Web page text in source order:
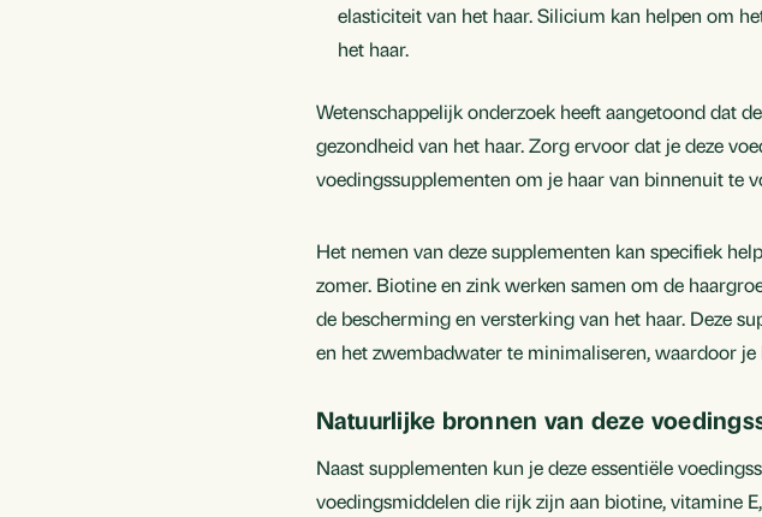
elasticiteit van het haar. Silicium kan helpen om
het haar.
Wetenschappelijk onderzoek heeft aangetoond dat
gezondheid van het haar. Zorg ervoor dat je deze
voedingssupplementen om je haar van binnenuit te
Het nemen van deze supplementen kan specifiek
zomer. Biotine en zink werken samen om de
de bescherming en versterking van het haar. Deze
en het zwembadwater te minimaliseren, waardoor
Natuurlijke bronnen van deze
Naast supplementen kun je deze essentiële
voedingsmiddelen die rijk zijn aan biotine, vitamine